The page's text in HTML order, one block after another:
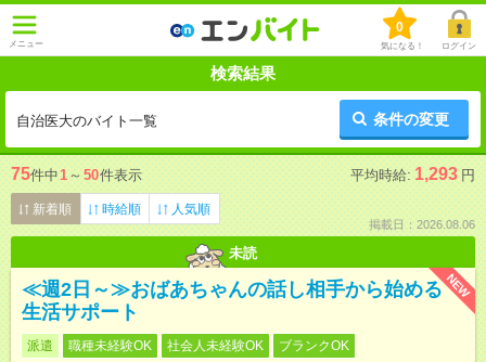
メニュー
0
気になる！ ログイン
検索結果
自治医大のバイト一覧 条件の変更
75件中1 ～ 50件表示 平均時給: 1,293 円
新着順 時給順 人気順
掲載日：2026.08.06
未読
NEW
≪週2日～≫おばあちゃんの話し相手から始める
生活サポート
派遣 職種未経験OK 社会人未経験OK
ブランクOK